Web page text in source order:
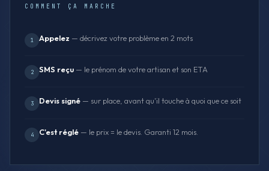
COMMENT ÇA MARCHE
1 Appelez — décrivez votre problème en 2 mots
2 SMS reçu — le prénom de votre artisan et son ETA
3 Devis signé — sur place, avant qu'il touche à quoi que ce soit
4 C'est réglé — le prix = le devis. Garanti 12 mois.